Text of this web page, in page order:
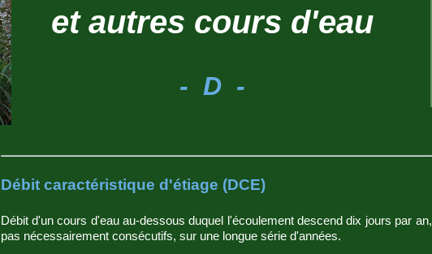
et autres cours d'eau
- D -
Débit caractéristique d'étiage (DCE)
Débit d'un cours d'eau au-dessous duquel l'écoulement descend dix jours par an,
pas nécessairement consécutifs, sur une longue série d'années.